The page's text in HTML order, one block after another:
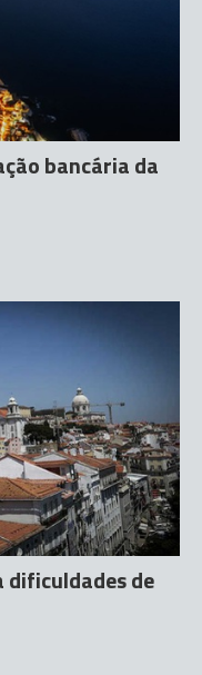
bancária da
dificuldades de